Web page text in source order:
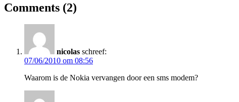
Comments (2)
nicolas schreef:
07/06/2010 om 08:56
Waarom is de Nokia vervangen door een sms modem?